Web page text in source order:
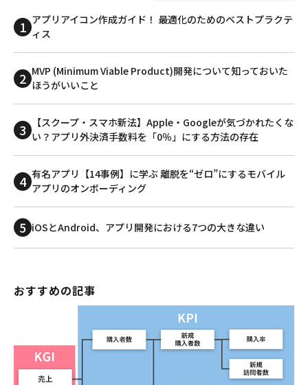
アプリアイコン作成ガイド！ 最適化のためのベストプラクテ
ィス
MVP (Minimum Viable Product)開発について知っておいた
ほうがいいこと
【スクープ・スマホ新法】Apple・Googleが気づかれたくな
い？アプリ外決済手数料を「0％」にする方法の存在
有名アプリ【14事例】に学ぶ 離脱を“ゼロ”にするモバイル
アプリのオンボーディング
iOSとAndroid、アプリ開発における7つの大きな違い
おすすめの記事